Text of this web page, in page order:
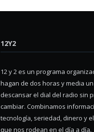
12Y2
12 y 2 es un programa
hagan de dos horas y media
descansar el dial del radio sin
cambiar. Combinamos
tecnología, seriedad, dinero y
que nos rodean en el día a día.